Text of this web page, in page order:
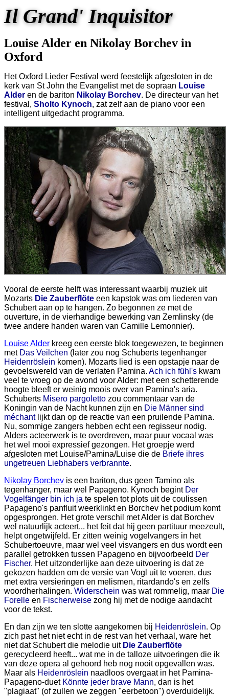
Il Grand' Inquisitor
Louise Alder en Nikolay Borchev in
Oxford
Het Oxford Lieder Festival werd feestelijk afgesloten in de
kerk van St John the Evangelist met de sopraan Louise
Alder en de bariton Nikolay Borchev. De directeur van het
festival, Sholto Kynoch, zat zelf aan de piano voor een
intelligent uitgedacht programma.
Vooral de eerste helft was interessant waarbij muziek uit
Mozarts Die Zauberflöte een kapstok was om liederen van
Schubert aan op te hangen. Zo begonnen ze met de
ouverture, in de vierhandige bewerking van Zemlinsky (de
twee andere handen waren van Camille Lemonnier).
Louise Alder kreeg een eerste blok toegewezen, te beginnen
met Das Veilchen (later zou nog Schuberts tegenhanger
Heidenröslein komen). Mozarts lied is een opstapje naar de
gevoelswereld van de verlaten Pamina. Ach ich fühl's kwam
veel te vroeg op de avond voor Alder: met een schetterende
hoogte bleeft er weinig moois over van Pamina's aria.
Schuberts Misero pargoletto zou commentaar van de
Koningin van de Nacht kunnen zijn en Die Männer sind
méchantlijkt dan op de reactie van een pruilende Pamina.
Nu, sommige zangers hebben echt een regisseur nodig.
Alders acteerwerk is te overdreven, maar puur vocaal was
het wel mooi expressief gezongen. Het groepje werd
afgesloten met Louise/Pamina/Luise die de Briefe ihres
ungetreuen Liebhabers verbrannte.
Nikolay Borchev is een bariton, dus geen Tamino als
tegenhanger, maar wel Papageno. Kynoch begint Der
Vogelfänger bin ich ja te spelen tot plots uit de coulissen
Papageno's panfluit weerklinkt en Borchev het podium komt
opgesprongen. Het grote verschil met Alder is dat Borchev
wel natuurlijk acteert... het feit dat hij geen partituur meezeult,
helpt ongetwijfeld. Er zitten weinig vogelvangers in het
Schubertoeuvre, maar wel veel visvangers en dus wordt een
parallel getrokken tussen Papageno en bijvoorbeeld Der
Fischer. Het uitzonderlijke aan deze uitvoering is dat ze
gekozen hadden om de versie van Vogl uit te voeren, dus
met extra versieringen en melismen, ritardando's en zelfs
woordherhalingen. Widerschein was wat rommelig, maar Die
Forelle en Fischerweise zong hij met de nodige aandacht
voor de tekst.
En dan zijn we ten slotte aangekomen bij Heidenröslein. Op
zich past het niet echt in de rest van het verhaal, ware het
niet dat Schubert die melodie uit Die Zauberflöte
gerecycleerd heeft... wat me in de talloze uitvoeringen die ik
van deze opera al gehoord heb nog nooit opgevallen was.
Maar als Heidenröslein naadloos overgaat in het Pamina-
Papageno-duet Könnte jeder brave Mann, dan is het
"plagiaat" (of zullen we zeggen "eerbetoon") overduidelijk.